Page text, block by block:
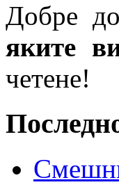
Добре
яките
четене!